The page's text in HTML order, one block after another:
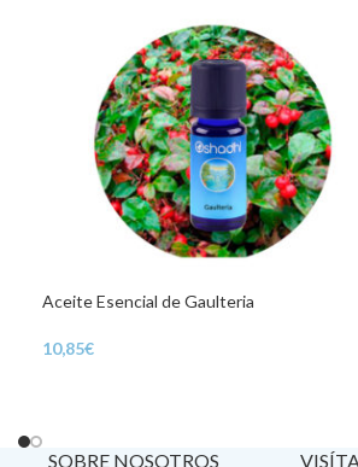
Aceite Esencial de Gaulteria
10,85€
SOBRE NOSOTROS